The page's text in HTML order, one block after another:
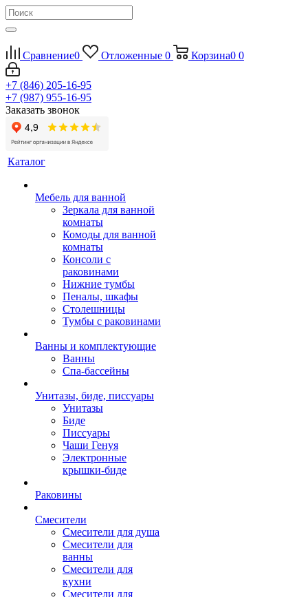
Сравнение0 Отложенные 0 Корзина0 0
+7 (846) 205-16-95
+7 (987) 955-16-95
Заказать звонок
Каталог
Мебель для ванной
Зеркала для ванной
комнаты
Комоды для ванной
комнаты
Консоли с
раковинами
Нижние тумбы
Пеналы, шкафы
Столешницы
Тумбы с раковинами
Ванны и комплектующие
Ванны
Спа-бассейны
Унитазы, биде, писсуары
Унитазы
Биде
Писсуары
Чаши Генуя
Электронные
крышки-биде
Раковины
Смесители
Смесители для душа
Смесители для
ванны
Смесители для
кухни
Смесители для